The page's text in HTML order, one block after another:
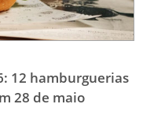
12 hamburguerias
28 de maio